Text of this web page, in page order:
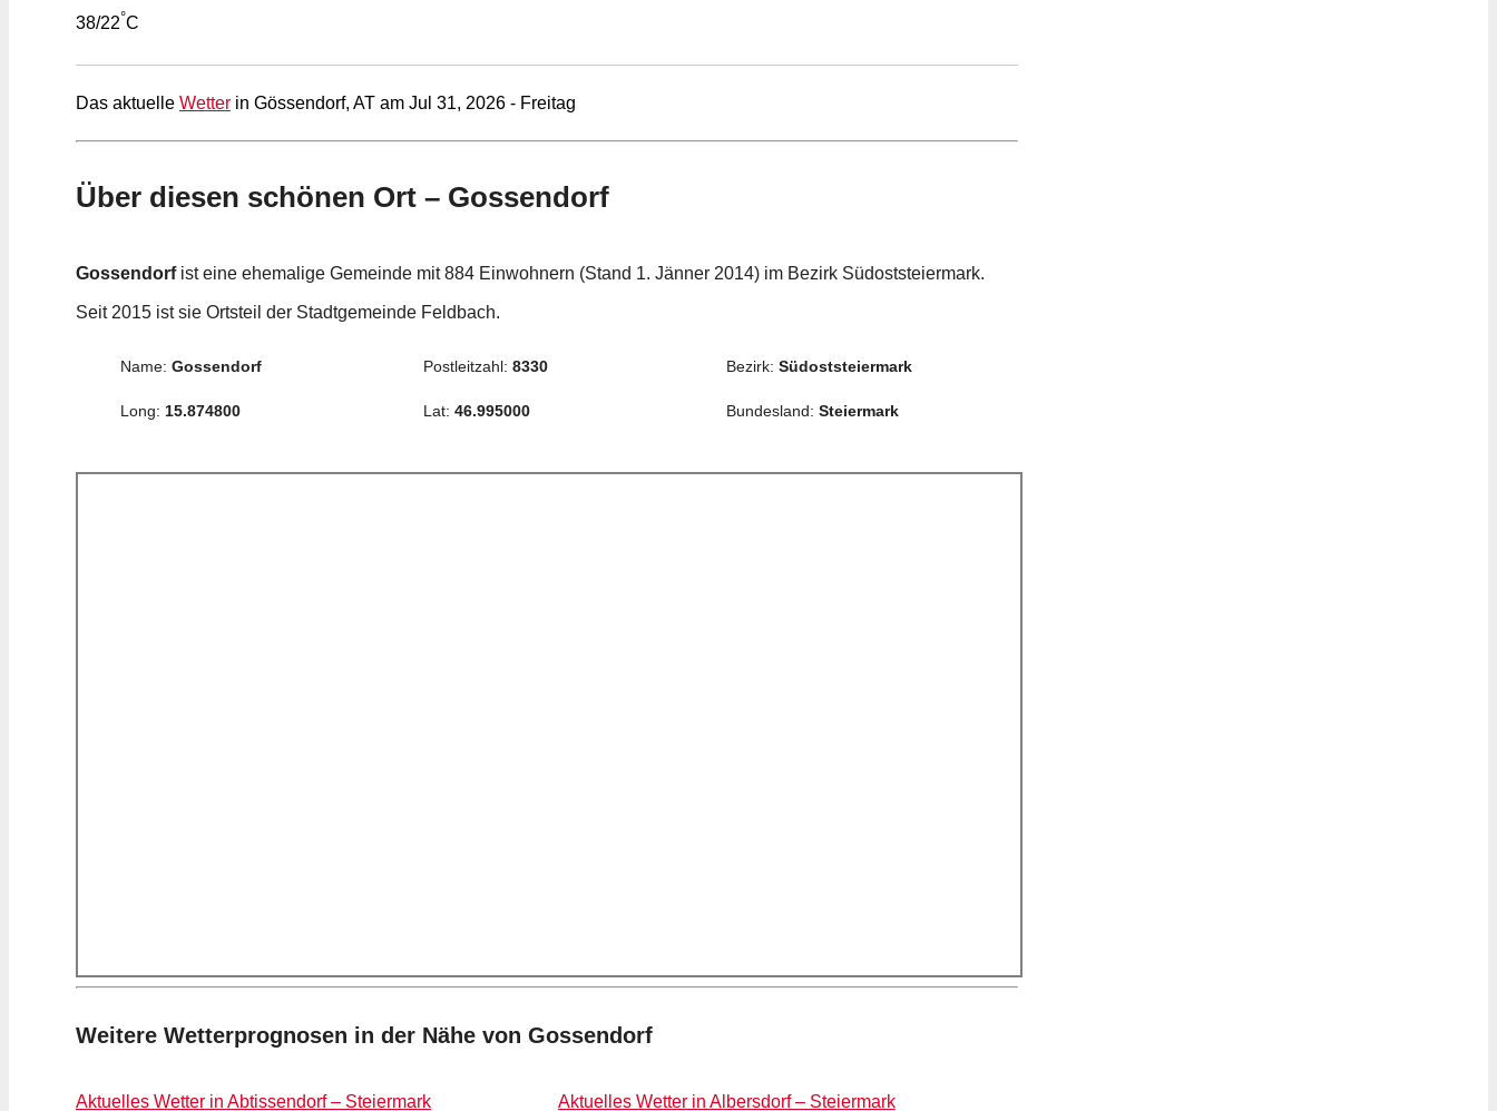
38/22°C
Das aktuelle Wetter in Gössendorf, AT am Jul 31, 2026 - Freitag
Über diesen schönen Ort – Gossendorf
Gossendorfist eine ehemalige Gemeinde mit 884 Einwohnern (Stand 1. Jänner 2014) im Bezirk Südoststeiermark.
Seit 2015 ist sie Ortsteil der Stadtgemeinde Feldbach.
Name: Gossendorf Postleitzahl: 8330 Bezirk: Südoststeiermark
Long: 15.874800 Lat: 46.995000 Bundesland: Steiermark
Weitere Wetterprognosen in der Nähe von Gossendorf
Aktuelles Wetter in Abtissendorf – Steiermark Aktuelles Wetter in Albersdorf – Steiermark